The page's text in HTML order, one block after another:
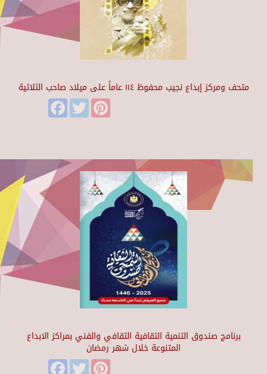
متحف ومركز إبداع نجيب محفوظ ١١٤ عاماً على ميلاد صاحب الثلاثية
FacebookTwitter
برنامج صندوق التنمية الثقافية الثقافي والفني بمراكز الابداع
المتنوعة خلال شهر رمضان
FacebookTwitter